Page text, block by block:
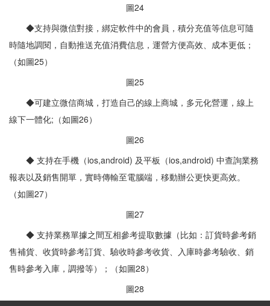
圖24
◆支持與微信對接，綁定軟件中的會員，積分充值等信息可隨
時隨地調閱，自動推送充值消費信息，運營方便高效、成本更低；
（如圖25）
圖25
◆可建立微信商城，打造自己的線上商城，多元化營運，線上
線下一體化;（如圖26）
圖26
◆ 支持在手機（ios,android) 及平板（ios,android) 中查詢業務
報表以及銷售開單，實時傳輸至電腦端，移動辦公更快更高效。
（如圖27）
圖27
◆ 支持業務單據之間互相參考提取數據（比如：訂貨時參考銷
售補貨、收貨時參考訂貨、驗收時參考收貨、入庫時參考驗收、銷
售時參考入庫，調撥等）；（如圖28）
圖28